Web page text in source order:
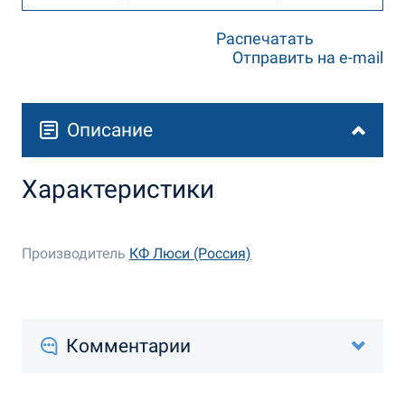
Распечатать
Отправить на e-mail
Описание
Характеристики
Производитель КФ Люси (Россия)
Комментарии